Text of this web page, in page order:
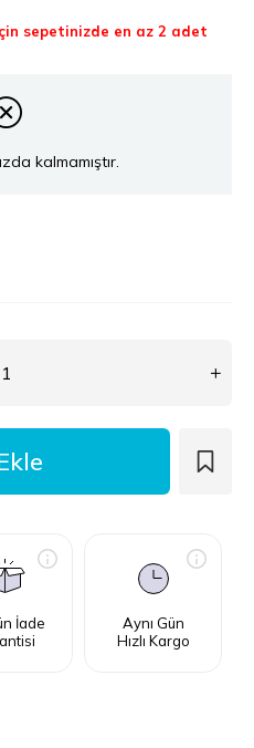
sepetinizde en az 2 adet
kalmamıştır.
İade
Aynı Gün
Hızlı Kargo